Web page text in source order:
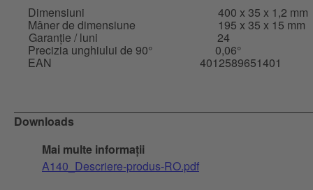
Dimensiuni
400 x 35 x 1,2 mm
Mâner de dimensiune 195 x 35 x 15 mm
Garanție / luni 24
Precizia unghiului de 90° 0,06°
EAN 4012589651401
Downloads
Mai multe informații
A140_Descriere-produs-RO.pdf